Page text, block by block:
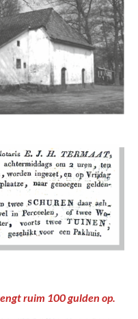
ruim 100 gulden op.